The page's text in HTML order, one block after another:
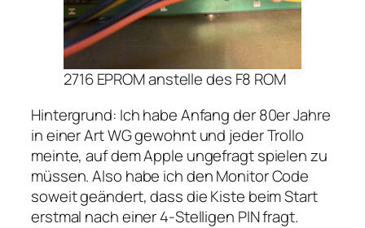
2716 EPROM anstelle des F8 ROM
Hintergrund: Ich habe Anfang der 80er Jahre
in einer Art WG gewohnt und jeder Trollo
meinte, auf dem Apple ungefragt spielen zu
müssen. Also habe ich den Monitor Code
soweit geändert, dass die Kiste beim Start
erstmal nach einer 4-Stelligen PIN fragt.